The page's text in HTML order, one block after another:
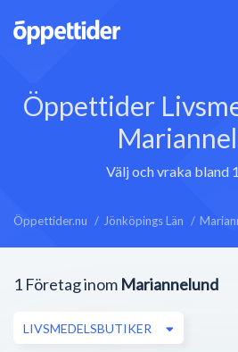
Öppettider
Välj och vraka bland
Öppettider.nu Jönköpings Län
1 Företag inom Mariannelund
LIVSMEDELSBUTIKER